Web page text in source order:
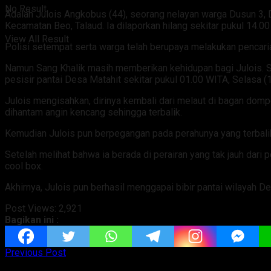
No Result
View All Result
Adalah Julois Angkobus (44), seorang nelayan warga Dusun
Kecamatan Beo, Talaud. Ia dilaporkan hilang sekitar pukul
Polisi setempat serta warga telah berupaya melakukan
Namun Sang Khalik masih memberikan kehidupan bagi
pesisir pantai Desa Matahit sekitar pukul 01.00 WITA, Selasa
Julois mengisahkan, dirinya kembali dari melaut di bagan
dihantam angin kencang sehingga terbalik.
Kemudian Julois pun berpegangan pada perahunya yang
Setelah melihat bahwa ia berada di perairan yang tak jauh
cool box.
Akhirnya, Julois pun berhasil menggapai bibir pantai wilayah
Post Views: 2,921
Bagikan ini :
Previous Post